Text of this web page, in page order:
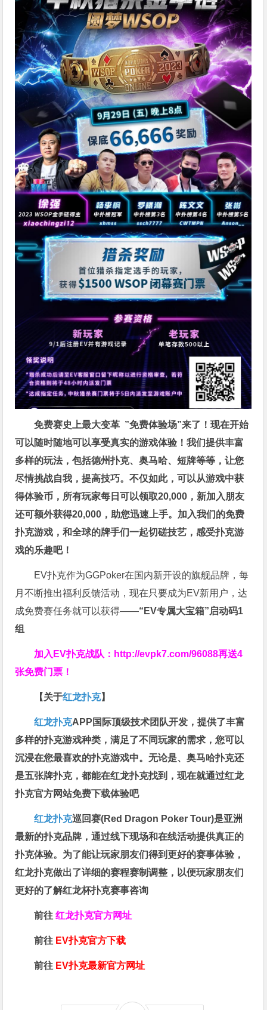
免费赛史上最大变革 ”免费体验场”来了！现在开始
可以随时随地可以享受真实的游戏体验！我们提供丰富
多样的玩法，包括德州扑克、奥马哈、短牌等等，让您
尽情挑战自我，提高技巧。不仅如此，可以从游戏中获
得体验币，所有玩家每日可以领取20,000，新加入朋友
还可额外获得20,000，助您迅速上手。 加入我们的免费
扑克游戏，和全球的牌手们一起切磋技艺，感受扑克游
戏的乐趣吧！
EV扑克作为GGPoker在国内新开设的旗舰品牌，每
月不断推出福利反馈活动，现在只要成为EV新用户，达
成免费赛任务就可以获得——“EV专属大宝箱”启动码1
组
加入EV扑克战队： http://evpk7.com/96088再送4
张免费门票！
【关于红龙扑克】
红龙扑克APP国际顶级技术团队开发，提供了丰富
多样的扑克游戏种类，满足了不同玩家的需求，您可以
沉浸在您最喜欢的扑克游戏中。无论是、奥马哈扑克还
是五张牌扑克，都能在红龙扑克找到，现在就通过红龙
扑克官方网站免费下载体验吧
红龙扑克巡回赛​(Red Dragon Poker Tour)是亚洲
最新的扑克品牌，通过线下现场和在线活动提供真正的
扑克体验。为了能让玩家朋友们得到更好的赛事体验，
红龙扑克做出了详细的赛程赛制调整，以便玩家朋友们
更好的了解红龙杯扑克赛事咨询
前往红龙扑克官方网址
前往 EV扑克官方下载
前往 EV扑克最新官方网址